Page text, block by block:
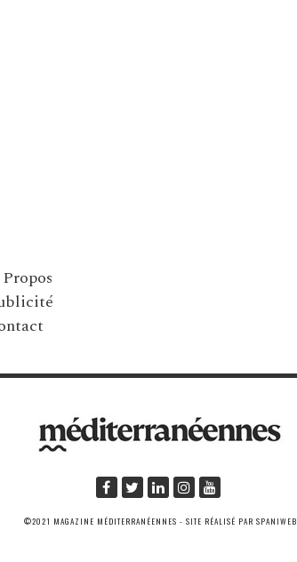
©2021 MAGAZINE MÉDITERRANÉENNES - SITE RÉALISÉ PAR SPANIWEB